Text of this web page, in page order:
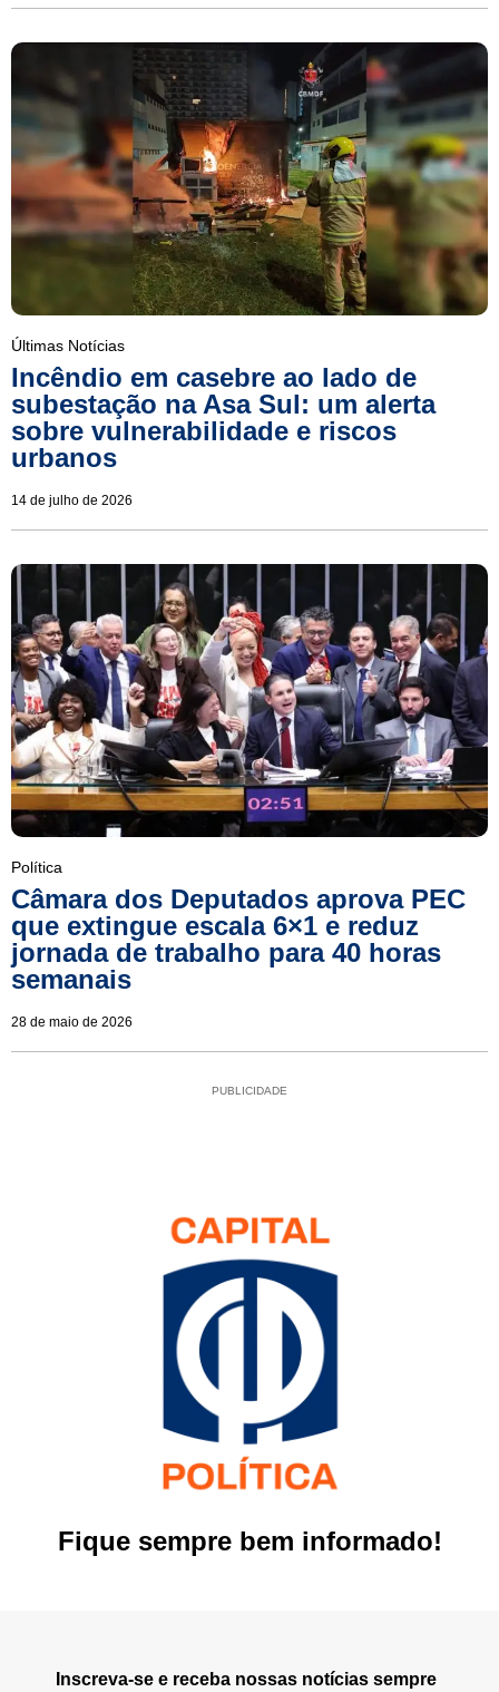
Últimas Notícias
Incêndio em casebre ao lado de
subestação na Asa Sul: um alerta
sobre vulnerabilidade e riscos
urbanos
14 de julho de 2026
Política
Câmara dos Deputados aprova PEC
que extingue escala 6×1 e reduz
jornada de trabalho para 40 horas
semanais
28 de maio de 2026
PUBLICIDADE
Fique sempre bem informado!
Inscreva-se e receba nossas notícias sempre